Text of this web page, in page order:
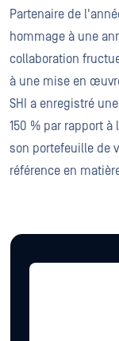
Partenaire de
hommage à une
collaboration
à une mise en
SHI a enregistré
150 % par rapport
son portefeuille de
référence en